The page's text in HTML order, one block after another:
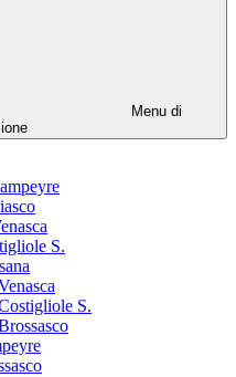
Menu di
S.
S.